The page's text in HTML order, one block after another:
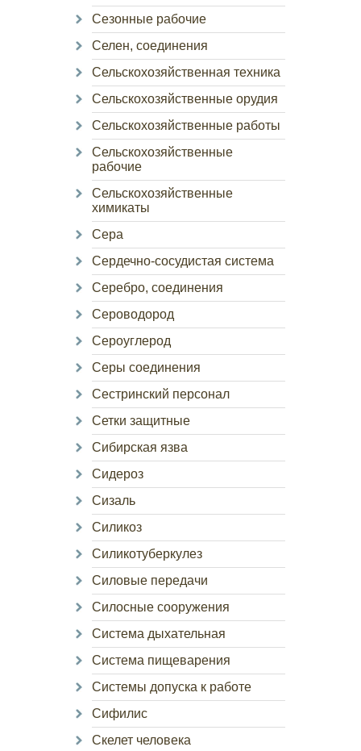
Сезонные рабочие
Селен, соединения
Сельскохозяйственная техника
Сельскохозяйственные орудия
Сельскохозяйственные работы
Сельскохозяйственные
рабочие
Сельскохозяйственные
химикаты
Сера
Сердечно-сосудистая система
Серебро, соединения
Сероводород
Сероуглерод
Серы соединения
Сестринский персонал
Сетки защитные
Сибирская язва
Сидероз
Сизаль
Силикоз
Силикотуберкулез
Силовые передачи
Силосные сооружения
Система дыхательная
Система пищеварения
Системы допуска к работе
Сифилис
Скелет человека